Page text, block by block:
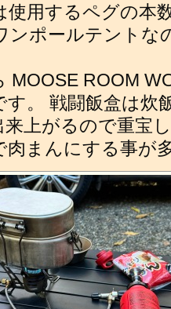
使用するペグの本
ンポールテントな
MOOSE ROOM
。 戦闘飯盒は炊
上がるので重宝
肉まんにする事が